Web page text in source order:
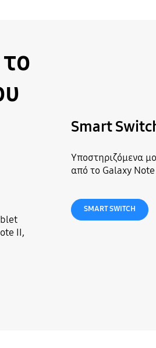
II,
Smart
Υποστηριζόμενα
από το Galaxy
SMART SWITCH